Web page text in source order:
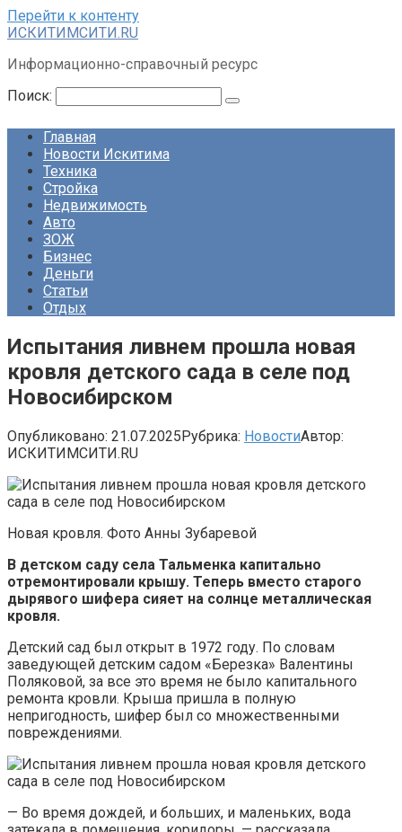
Перейти к контенту
ИСКИТИМСИТИ.RU
Информационно-справочный ресурс
Поиск:
Главная
Новости Искитима
Техника
Стройка
Недвижимость
Авто
ЗОЖ
Бизнес
Деньги
Статьи
Отдых
Испытания ливнем прошла новая
кровля детского сада в селе под
Новосибирском
Опубликовано: 21.07.2025Рубрика: НовостиАвтор:
ИСКИТИМСИТИ.RU
Новая кровля. Фото Анны Зубаревой
В детском саду села Тальменка капитально
отремонтировали крышу. Теперь вместо старого
дырявого шифера сияет на солнце металлическая
кровля.
Детский сад был открыт в 1972 году. По словам
заведующей детским садом «Березка» Валентины
Поляковой, за все это время не было капитального
ремонта кровли. Крыша пришла в полную
непригодность, шифер был со множественными
повреждениями.
— Во время дождей, и больших, и маленьких, вода